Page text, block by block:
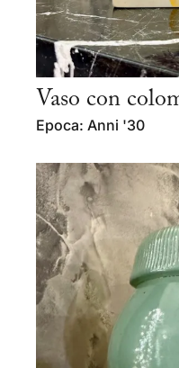
Vaso con
Epoca: Anni '30